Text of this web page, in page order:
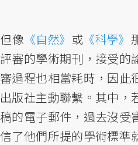
但像 《自然》 或 《科學》
評審的學術期刊，接受的
審過程也相當耗時，因此
出版社主動聯繫。其中，
稿的電子郵件，過去沒受
信了他們所提的學術標準